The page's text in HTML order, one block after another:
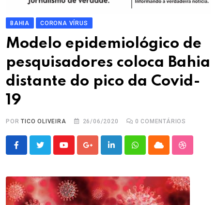
BAHIA CORONA VÍRUS
Modelo epidemiológico de
pesquisadores coloca Bahia
distante do pico da Covid-
19
PORTICO OLIVEIRA 26/06/2020 0 COMENTÁRIOS
YoutubeGoogle+LinkedInWhatsappCloud